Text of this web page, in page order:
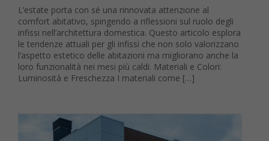
L’estate porta con sé una rinnovata attenzione al
comfort abitativo, spingendo a riflessioni sul ruolo degli
infissi nell’architettura domestica. Questo articolo esplora
le tendenze attuali per gli infissi che non solo valorizzano
l’aspetto estetico delle abitazioni ma migliorano anche la
loro funzionalità nei mesi più caldi. Materiali e Colori:
Luminosità e Freschezza I materiali come […]